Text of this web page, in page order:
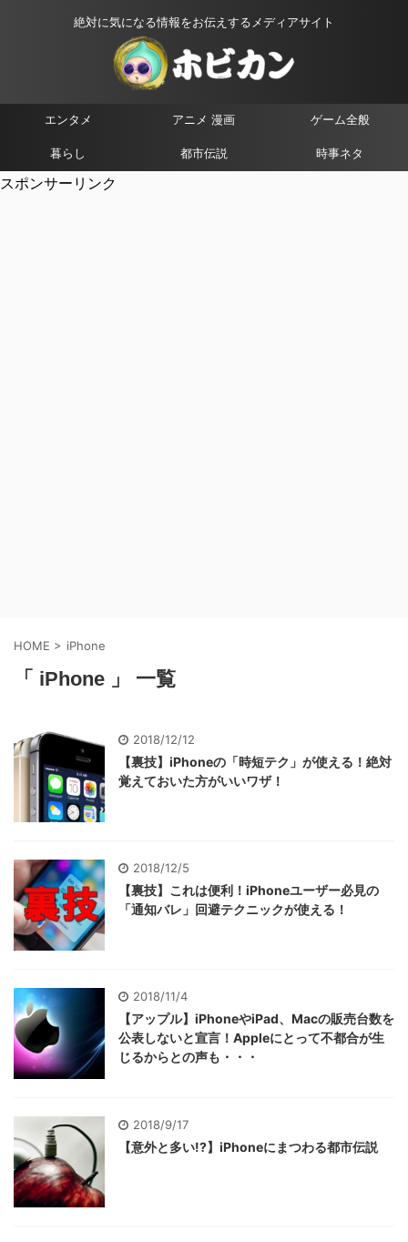
絶対に気になる情報をお伝えするメディアサイト
エンタメ アニメ 漫画 ゲーム全般
暮らし 都市伝説 時事ネタ
スポンサーリンク
HOME > iPhone
「 iPhone 」 一覧
2018/12/12
【裏技】iPhoneの「時短テク」が使える！絶対
覚えておいた方がいいワザ！
2018/12/5
【裏技】これは便利！iPhoneユーザー必見の
「通知バレ」回避テクニックが使える！
2018/11/4
【アップル】iPhoneやiPad、Macの販売台数を
公表しないと宣言！Appleにとって不都合が生
じるからとの声も・・・
2018/9/17
【意外と多い!?】iPhoneにまつわる都市伝説